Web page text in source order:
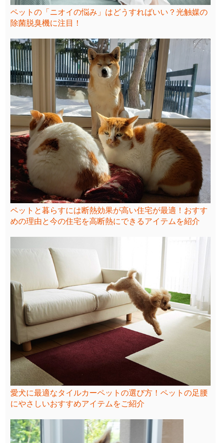
ペットの「ニオイの悩み」はどうすればいい？光触媒の
除菌脱臭機に注目！
ペットと暮らすには断熱効果が高い住宅が最適！おすす
めの理由と今の住宅を高断熱にできるアイテムを紹介
愛犬に最適なタイルカーペットの選び方！ペットの足腰
にやさしいおすすめアイテムをご紹介